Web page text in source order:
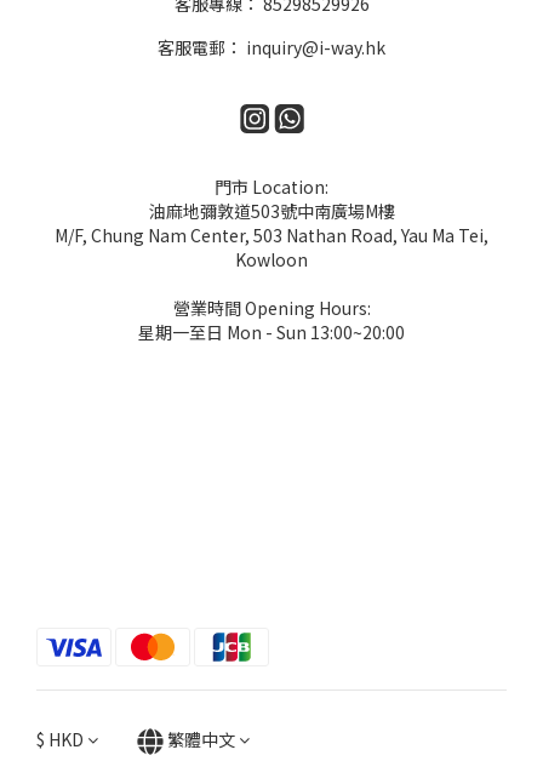
客服電郵： inquiry@i-way.hk
門市 Location:
油麻地彌敦道503號中南廣場M樓
M/F, Chung Nam Center, 503 Nathan Road, Yau Ma Tei,
Kowloon
營業時間 Opening Hours:
星期一至日 Mon - Sun 13:00~20:00
$ HKD 繁體中文